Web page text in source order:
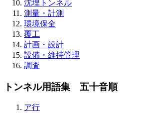
沈埋トンネル
測量・計測
環境保全
覆工
計画・設計
設備・維持管理
調査
トンネル用語集 五十音順
ア行